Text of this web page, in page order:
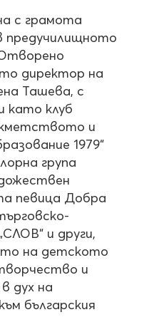
с грамота
предучилищното
директор на
Ташева, с
като клуб
кметството и
1979“
група
певица Добра
и други,
на детското
и
дух на
българския